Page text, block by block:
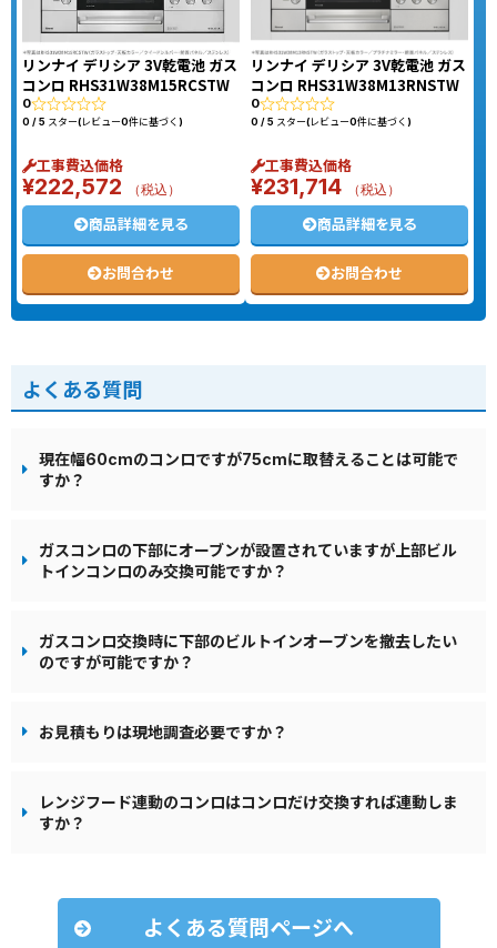
リンナイ デリシア 3V乾電池 ガス
コンロ RHS31W38M15RCSTW
0
0 / 5 スター(レビュー0件に基づく)
工事費込価格
¥222,572 （税込）
商品詳細を見る
お問合わせ
リンナイ デリシア 3V乾電池 ガス
コンロ RHS31W38M13RNSTW
0
0 / 5 スター(レビュー0件に基づく)
工事費込価格
¥231,714 （税込）
商品詳細を見る
お問合わせ
よくある質問
現在幅60cmのコンロですが75cmに取替えることは可能で
すか？
ガスコンロの下部にオーブンが設置されていますが上部ビル
トインコンロのみ交換可能ですか？
ガスコンロ交換時に下部のビルトインオーブンを撤去したい
のですが可能ですか？
お見積もりは現地調査必要ですか？
レンジフード連動のコンロはコンロだけ交換すれば連動しま
すか？
よくある質問ページへ